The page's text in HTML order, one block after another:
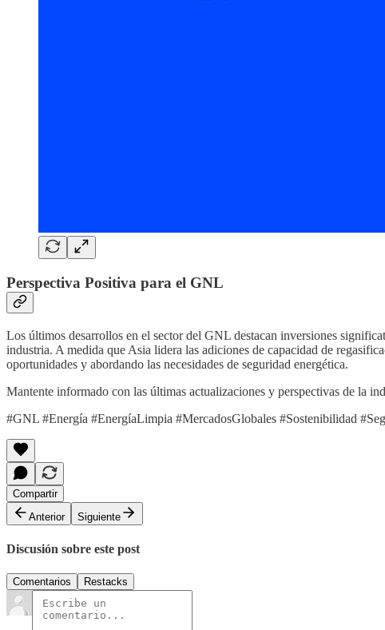
Perspectiva Positiva para el GNL
Los últimos desarrollos en el sector del GNL destacan inversiones
industria. A medida que Asia lidera las adiciones de capacidad de
oportunidades y abordando las necesidades de seguridad energética.
Mantente informado con las últimas actualizaciones y perspectivas de la
#GNL #Energía #EnergíaLimpia #MercadosGlobales #Sostenibilidad
Compartir
Anterior
Siguiente
Discusión sobre este post
Comentarios Restacks